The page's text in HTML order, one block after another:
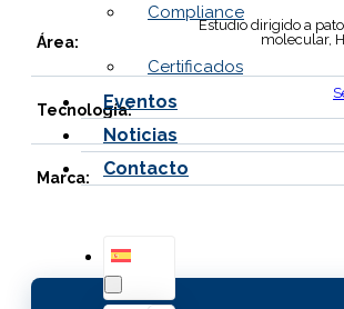
Compliance
Certificados
Eventos
Noticias
Contacto
Área:
Estudio dirigido a
molecular,
Tecnología:
Marca: